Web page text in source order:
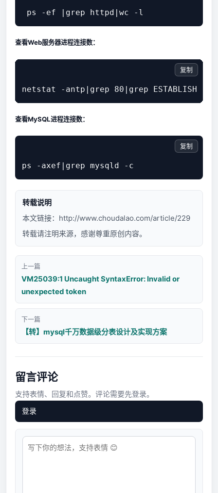
查看Web服务器进程连接数：
复制
查看MySQL进程连接数：
复制
转载说明
本文链接： http://www.choudalao.com/article/229
转载请注明来源，感谢尊重原创内容。
上一篇
VM25039:1 Uncaught SyntaxError: Invalid or
unexpected token
下一篇
【转】mysql千万数据级分表设计及实现方案
留言评论
支持表情、回复和点赞。评论需要先登录。
登录